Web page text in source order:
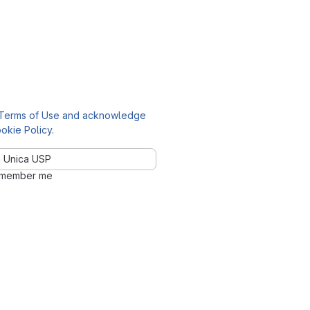
of Use and acknowledge
Policy.
Unica USP
me